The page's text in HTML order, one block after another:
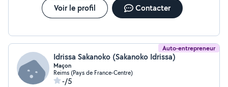
Voir le profil Contacter
Auto-entrepreneur
Idrissa Sakanoko (Sakanoko Idrissa)
Maçon
Reims (Pays de France-Centre)
-/5